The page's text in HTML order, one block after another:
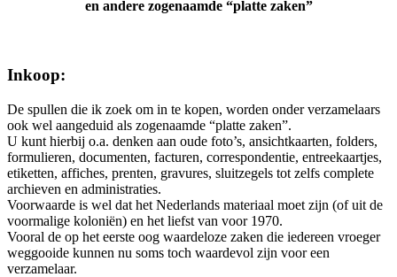
en andere zogenaamde “platte zaken”
Inkoop:
De spullen die ik zoek om in te kopen, worden onder verzamelaars
ook wel aangeduid als zogenaamde “platte zaken”.
U kunt hierbij o.a. denken aan oude foto’s, ansichtkaarten, folders,
formulieren, documenten, facturen, correspondentie, entreekaartjes,
etiketten, affiches, prenten, gravures, sluitzegels tot zelfs complete
archieven en administraties.
Voorwaarde is wel dat het Nederlands materiaal moet zijn (of uit de
voormalige koloniën) en het liefst van voor 1970.
Vooral de op het eerste oog waardeloze zaken die iedereen vroeger
weggooide kunnen nu soms toch waardevol zijn voor een
verzamelaar.